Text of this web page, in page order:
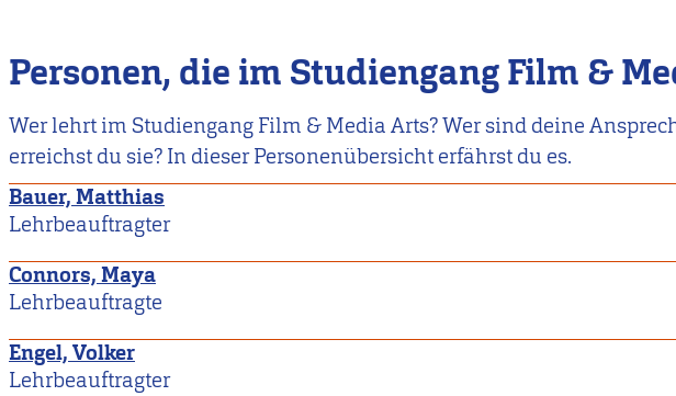
Personen, die im Studiengang Film &
Wer lehrt im Studiengang Film & Media Arts? Wer sind deine
erreichst du sie? In dieser Personenübersicht erfährst du es.
Bauer, Matthias
Lehrbeauftragter
Connors, Maya
Lehrbeauftragte
Engel, Volker
Lehrbeauftragter